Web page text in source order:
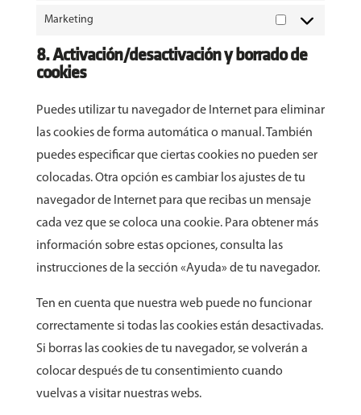
Marketing
8. Activación/desactivación y borrado de
cookies
Puedes utilizar tu navegador de Internet para eliminar
las cookies de forma automática o manual. También
puedes especificar que ciertas cookies no pueden ser
colocadas. Otra opción es cambiar los ajustes de tu
navegador de Internet para que recibas un mensaje
cada vez que se coloca una cookie. Para obtener más
información sobre estas opciones, consulta las
instrucciones de la sección «Ayuda» de tu navegador.
Ten en cuenta que nuestra web puede no funcionar
correctamente si todas las cookies están desactivadas.
Si borras las cookies de tu navegador, se volverán a
colocar después de tu consentimiento cuando
vuelvas a visitar nuestras webs.